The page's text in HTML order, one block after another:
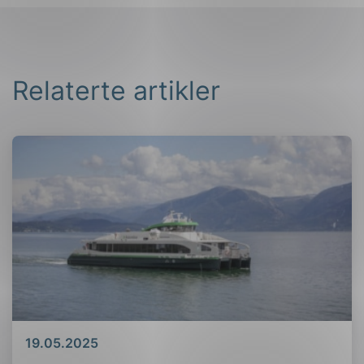
Relaterte artikler
Dato
19.05.2025